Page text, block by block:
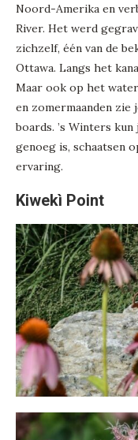
Noord-Amerika en
River. Het werd
zichzelf, één van de
Ottawa. Langs het
Maar ook op het
en zomermaanden zie
boards. ’s Winters
genoeg is, schaatsen
ervaring.
Kiwekì Point